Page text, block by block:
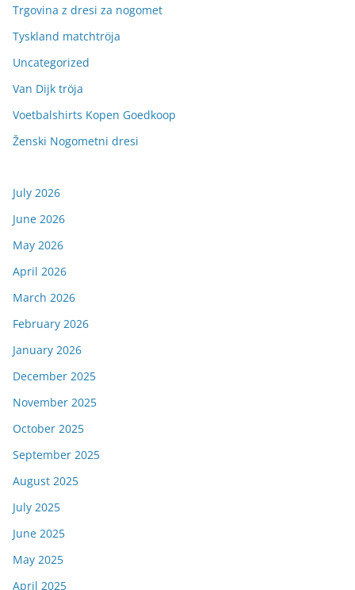
Trgovina z dresi za nogomet
Tyskland matchtröja
Uncategorized
Van Dijk tröja
Voetbalshirts Kopen Goedkoop
Ženski Nogometni dresi
July 2026
June 2026
May 2026
April 2026
March 2026
February 2026
January 2026
December 2025
November 2025
October 2025
September 2025
August 2025
July 2025
June 2025
May 2025
April 2025